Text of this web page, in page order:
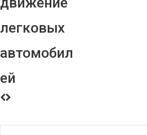
легковых
автомобил
ей